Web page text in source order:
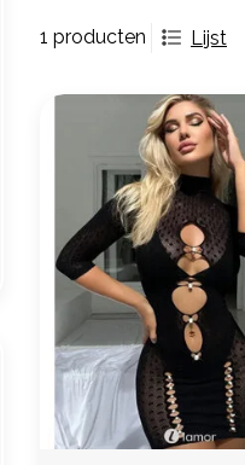
1 producten Lijst